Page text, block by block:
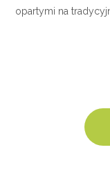
opartymi na